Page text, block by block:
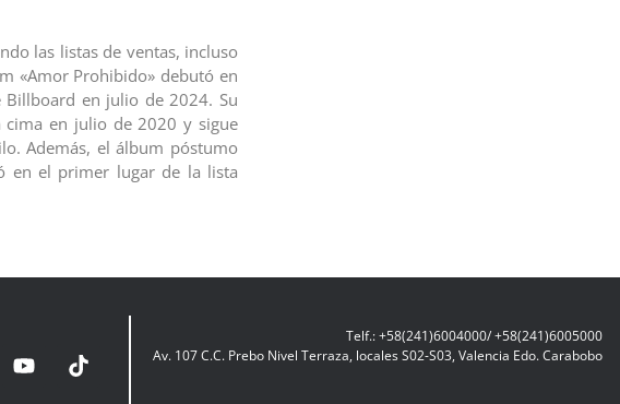
las listas de ventas, incluso
«Amor Prohibido» debutó en
en julio de 2024. Su
cima en julio de 2020 y sigue
Además, el álbum póstumo
en el primer lugar de la lista
Telf.: +58(241)6004000/ +58(241)6005000
Av. 107 C.C. Prebo Nivel Terraza, locales S02-S03, Valencia Edo. Carabobo